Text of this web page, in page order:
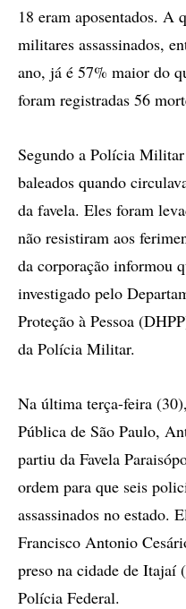
18 eram aposentados. A
militares assassinados,
ano, já é 57% maior do
foram registradas 56
Segundo a Polícia
baleados quando
da favela. Eles foram
não resistiram aos
da corporação informou
investigado pelo
Proteção à Pessoa
da Polícia Militar.
Na última terça-feira
Pública de São Paulo,
partiu da Favela
ordem para que seis
assassinados no estado.
Francisco Antonio
preso na cidade de Itajaí
Polícia Federal.